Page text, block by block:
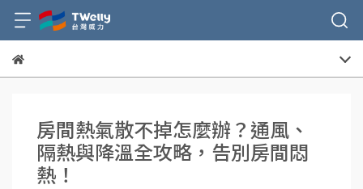
房間熱氣散不掉怎麼辦？通風、
隔熱與降溫全攻略，告別房間悶
熱！